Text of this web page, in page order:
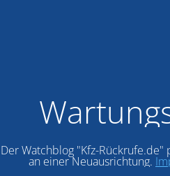
Der Watchblog "Kfz-Rückrufe.de"
an einer Neuausrichtung.